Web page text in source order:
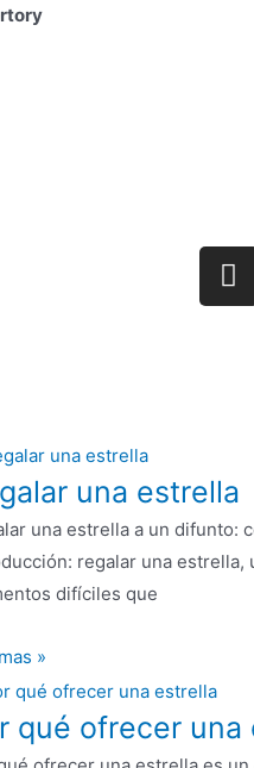
una estrella
una estrella a un difunto:
regalar una estrella,
difíciles que
»
qué ofrecer una